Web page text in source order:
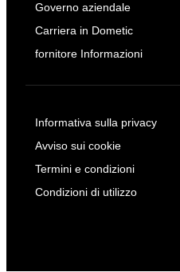
Governo aziendale
Carriera in Dometic
fornitore Informazioni
Informativa sulla privacy
Avviso sui cookie
Termini e condizioni
Condizioni di utilizzo